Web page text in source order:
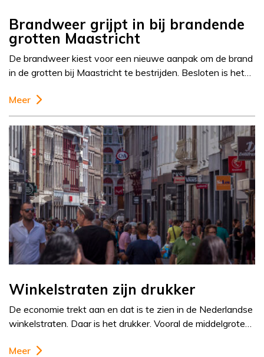
Brandweer grijpt in bij brandende
grotten Maastricht
De brandweer kiest voor een nieuwe aanpak om de brand
in de grotten bij Maastricht te bestrijden. Besloten is het…
Meer
Winkelstraten zijn drukker
De economie trekt aan en dat is te zien in de Nederlandse
winkelstraten. Daar is het drukker. Vooral de middelgrote…
Meer